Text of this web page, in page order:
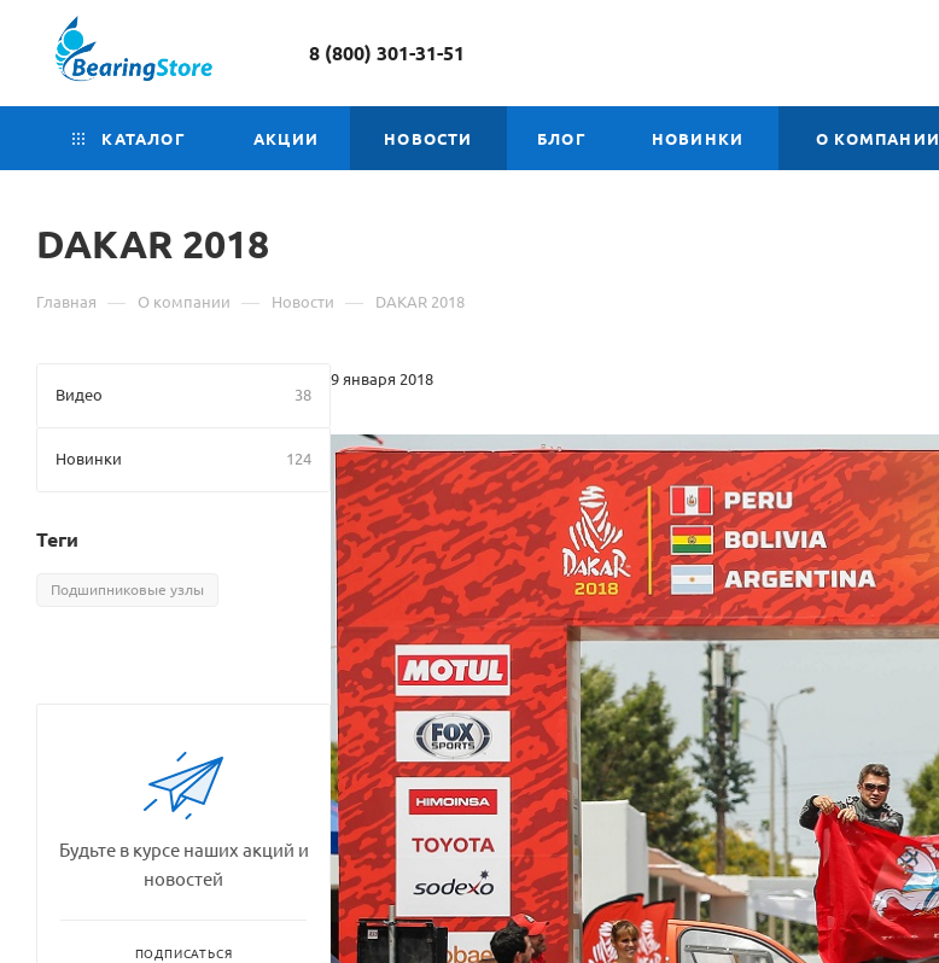
8 (800) 301-31-51
КАТАЛОГ АКЦИИ НОВОСТИ БЛОГ НОВИНКИ О КОМПАНИИ
DAKAR 2018
Главная — О компании — Новости — DAKAR 2018
9 января 2018
Видео 38
Новинки 124
Теги
Подшипниковые узлы
Будьте в курсе наших акций и
новостей
ПОДПИСАТЬСЯ